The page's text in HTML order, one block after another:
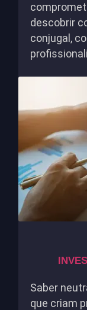
descobrir
conjugal,
Saber
que criam